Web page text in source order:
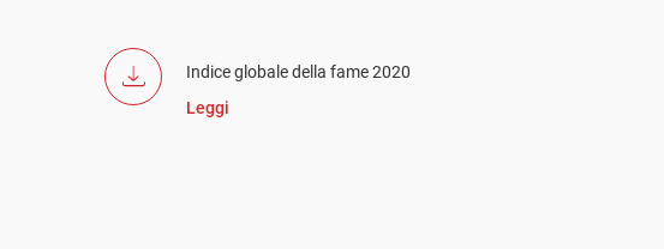
Indice globale della fame 2020
Leggi